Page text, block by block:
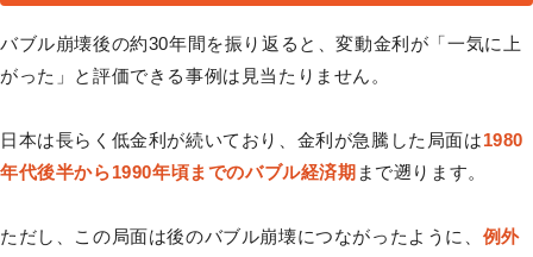
バブル崩壊後の約30年間を振り返ると、変動金利が「一気に上
がった」と評価できる事例は見当たりません。
日本は長らく低金利が続いており、金利が急騰した局面は1980
年代後半から1990年頃までのバブル経済期 まで遡ります。
ただし、この局面は後のバブル崩壊につながったように、 例外